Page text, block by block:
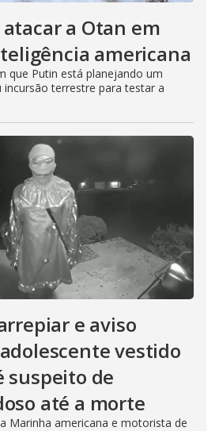
a Otan em
americana
que Putin está planejando um
terrestre para testar a
e aviso
vestido
suspeito de
até a morte
Marinha americana e motorista de